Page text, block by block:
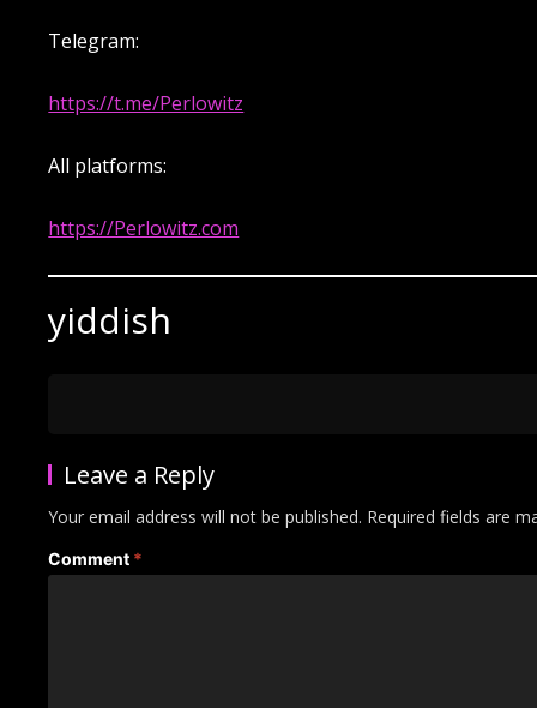
Telegram:
https://t.me/Perlowitz
All platforms:
https://Perlowitz.com
yiddish
Leave a Reply
Your email address will not be published. Required fields are
Comment *